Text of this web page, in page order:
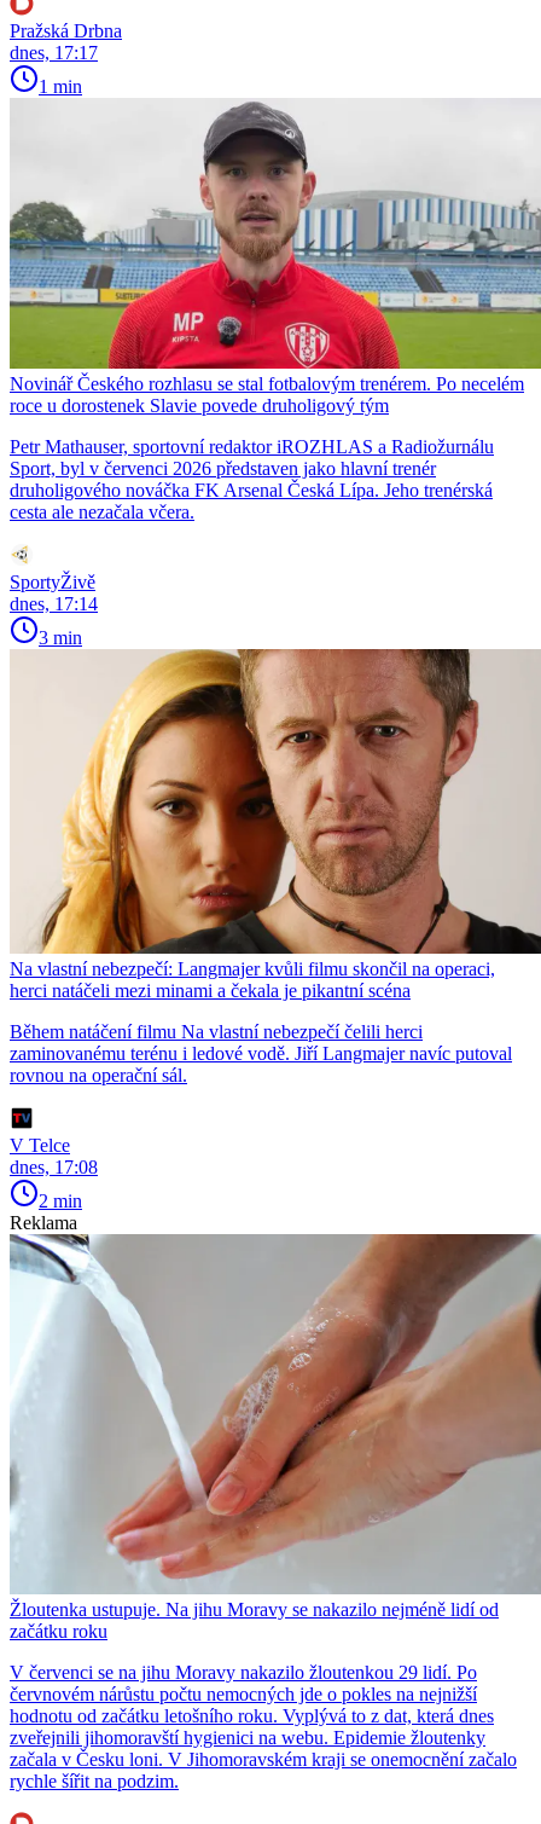
Pražská Drbna
dnes, 17:17
1 min
Novinář Českého rozhlasu se stal fotbalovým trenérem. Po necelém
roce u dorostenek Slavie povede druholigový tým
Petr Mathauser, sportovní redaktor iROZHLAS a Radiožurnálu
Sport, byl v červenci 2026 představen jako hlavní trenér
druholigového nováčka FK Arsenal Česká Lípa. Jeho trenérská
cesta ale nezačala včera.
SportyŽivě
dnes, 17:14
3 min
Na vlastní nebezpečí: Langmajer kvůli filmu skončil na operaci,
herci natáčeli mezi minami a čekala je pikantní scéna
Během natáčení filmu Na vlastní nebezpečí čelili herci
zaminovanému terénu i ledové vodě. Jiří Langmajer navíc putoval
rovnou na operační sál.
V Telce
dnes, 17:08
2 min
Reklama
Žloutenka ustupuje. Na jihu Moravy se nakazilo nejméně lidí od
začátku roku
V červenci se na jihu Moravy nakazilo žloutenkou 29 lidí. Po
červnovém nárůstu počtu nemocných jde o pokles na nejnižší
hodnotu od začátku letošního roku. Vyplývá to z dat, která dnes
zveřejnili jihomoravští hygienici na webu. Epidemie žloutenky
začala v Česku loni. V Jihomoravském kraji se onemocnění začalo
rychle šířit na podzim.